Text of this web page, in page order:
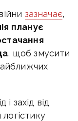
зазначає,
планує
, щоб змусити
і захід від